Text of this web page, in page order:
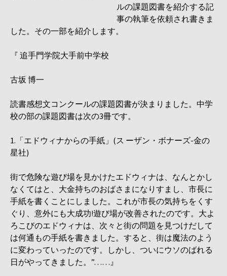
ルの課題図書を紹介する記
事の執筆を依頼され書きま
した。その一部を紹介します。
『 追手門学院大手前中学校
古坂 博一
読書感想文コンクールの課題図書が決まりました。中学
校の部の課題図書は次の3冊です。
1.「エドウィナからの手紙」(ス ーザン・ボナーズ-金の
星社)
街で危険な遊び場を見かけたエドウィナは、なんとかし
なくてはと、大金持ちのおばさまになりすまし、市長に
手紙を書くことにしました。これが市長の気持ちをくす
ぐり、意外にも大成功!遊び場が改善されたのです。大よ
ろこびのエドウィナは、次々と街の問題を見つけだして
は何通もの手紙を書きました。すると、街は魔法のよう
に変わっていったのです。しかし、ついにウソのばれる
日がやってきました。”……』